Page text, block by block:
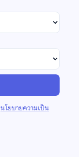
นโยบายความเป็น